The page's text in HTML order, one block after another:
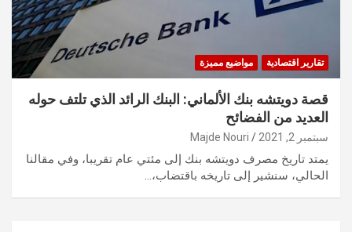
تقارير اقتصادية مواضيع مميزة
قصة دويتشه بنك الألماني: البنك الرائد الذي تلتف حوله
العديد من الفضائح
سبتمبر 2, 2021 Majde Nouri
يمتد تاريخ مصرف دويتشه بنك إلى مئتي عام تقريبا، وفي مقالنا
الحالي، سنشير إلى تاريخه باقتضاب،…